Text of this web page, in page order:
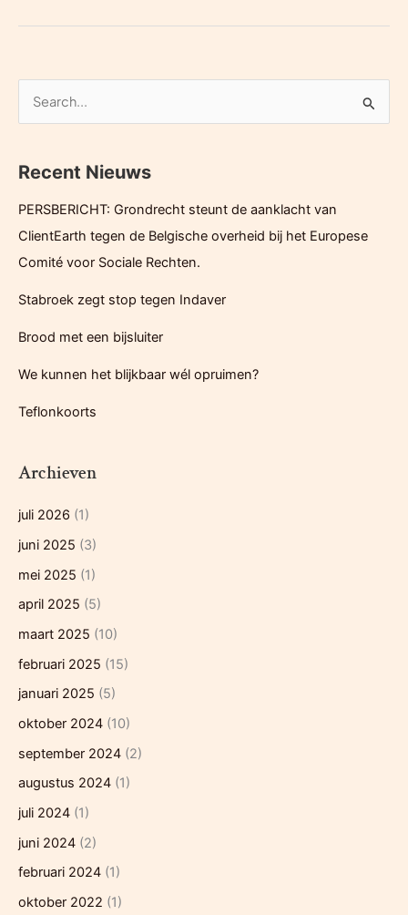
gemiste
k
a
r
Recent Nieuws
PERSBERICHT: Grondrecht steunt de aanklacht van
ClientEarth tegen de Belgische overheid bij het Europese
Comité voor Sociale Rechten.
Stabroek zegt stop tegen Indaver
Brood met een bijsluiter
We kunnen het blijkbaar wél opruimen?
Teflonkoorts
Archieven
juli 2026 (1)
juni 2025 (3)
mei 2025 (1)
april 2025 (5)
maart 2025 (10)
februari 2025 (15)
januari 2025 (5)
oktober 2024 (10)
september 2024 (2)
augustus 2024 (1)
juli 2024 (1)
juni 2024 (2)
februari 2024 (1)
oktober 2022 (1)